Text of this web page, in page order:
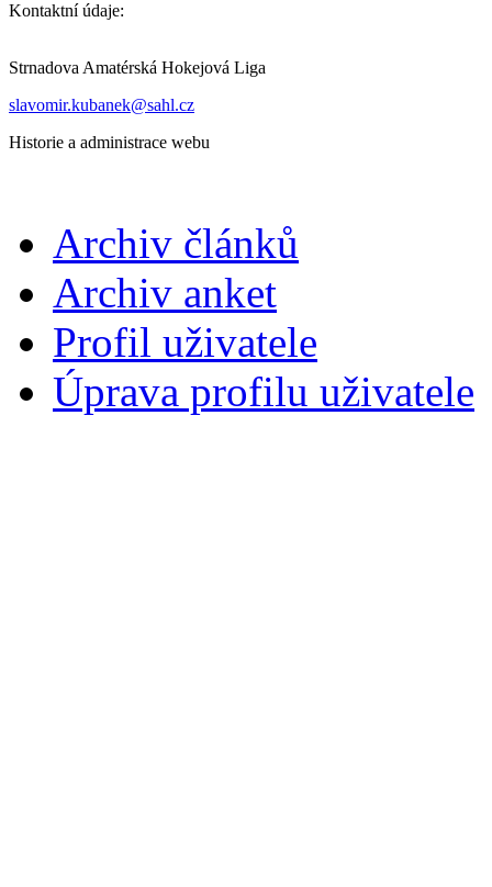
Kontaktní údaje:
Strnadova Amatérská Hokejová Liga
slavomir.kubanek@sahl.cz
Historie a administrace webu
Archiv článků
Archiv anket
Profil uživatele
Úprava profilu uživatele